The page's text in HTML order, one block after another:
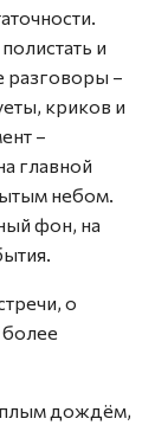
и
разговоры –
криков и
–
главной
небом.
фон, на
о
более
дождём,